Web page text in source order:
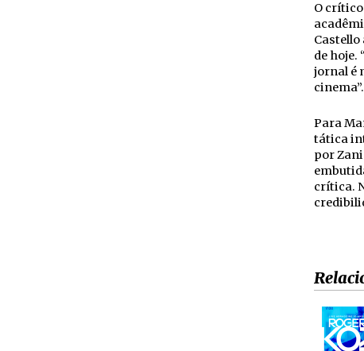
O
de hoje.
jornal é
cinema”.
Para
tática
por
crítica.